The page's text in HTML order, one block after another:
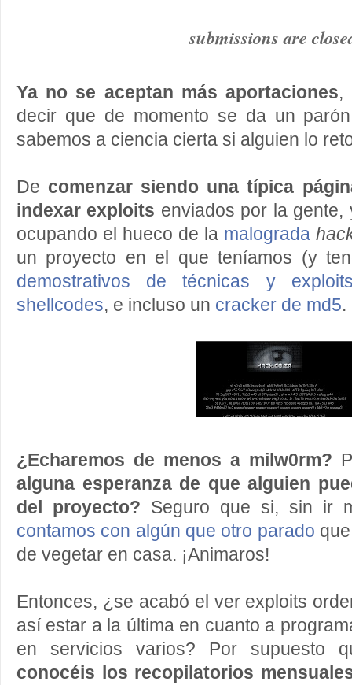
submissions are
Ya no se aceptan más aportaciones,
decir que de momento se da un
sabemos a ciencia cierta si alguien lo
De comenzar siendo una típica
indexar exploits enviados por la
ocupando el hueco de la malograda
un proyecto en el que teníamos (y
demostrativos de técnicas y
shellcodes, e incluso un cracker de md5.
¿Echaremos de menos a milw0rm?
alguna esperanza de que alguien
del proyecto? Seguro que si, sin ir
contamos con algún que otro parado
de vegetar en casa. ¡Animaros!
Entonces, ¿se acabó el ver exploits
así estar a la última en cuanto a
en servicios varios? Por supuesto
conocéis los recopilatorios